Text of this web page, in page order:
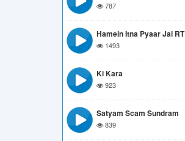
787
Hamein Itna Pyaar Jal RT
1493
Ki Kara
923
Satyam Scam Sundram
839